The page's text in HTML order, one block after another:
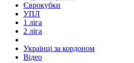
Єврокубки
УПЛ
1 ліга
2 ліга
Українці за кордоном
Відео